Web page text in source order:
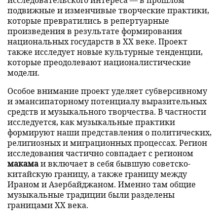
подвижные и изменчивые творческие практики,
которые превратились в репертуарные
произведения в результате формирования
национальных государств в XX веке. Проект
также исследует новые культурные тенденции,
которые преодолевают националистические
модели.
Особое внимание проект уделяет субверсивному
и эмансипаторному потенциалу выразительных
средств и музыкального творчества. В частности
исследуется, как музыкальные практики
формируют наши представления о политических,
религиозных и миграционных процессах. Регион
исследования частично совпадает с регионом
макамаи включает в себя бывшую советско-
китайскую границу, а также границу между
Ираном и Азербайджаном. Именно там общие
музыкальные традиции были разделены
границами XX века.